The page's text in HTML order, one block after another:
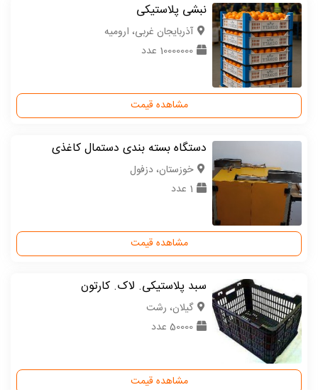
نبشی پلاستیکی
آذربایجان غربی، ارومیه
10000000 عدد
مشاهده قیمت
دستگاه بسته بندی دستمال کاغذی
خوزستان، دزفول
1 عدد
مشاهده قیمت
سبد پلاستیکی. لاک. کارتون
گیلان، رشت
50000 عدد
مشاهده قیمت